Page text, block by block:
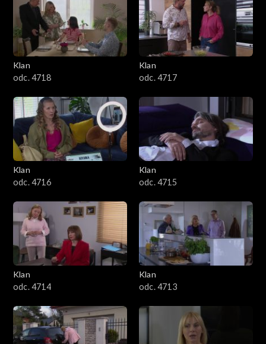
3201–3300
3101–3200
3001–3100
2901–3000
2801–2900
2701–2800
2501–2600
2401–2500
2301–2400
2201–2300
2101–2200
Klan
odc. 4718
Klan
odc. 4717
Klan
odc. 4716
Klan
odc. 4715
Klan
odc. 4714
Klan
odc. 4713